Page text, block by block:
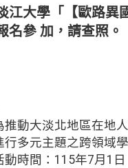
江大學「【歐路異
名參 加，請查照。
推動大淡北地區在地
行多元主題之跨領域
動時間：115年7月1